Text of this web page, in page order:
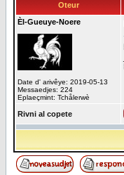
Oteur
Èl-Gueuye-Noere
Date d' arivêye: 2019-05-13
Messaedjes: 224
Eplaeçmint: Tchålerwè
Rivni al copete